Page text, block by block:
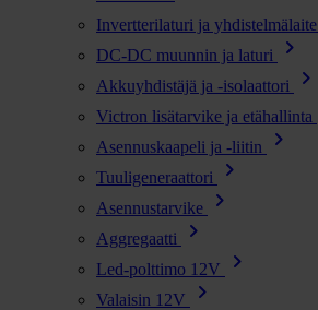
Invertterilaturi ja yhdistelmälaite
DC-DC muunnin ja laturi chevron_right
Akkuyhdistäjä ja -isolaattori chevron_right
Victron lisätarvike ja etähallinta
Asennuskaapeli ja -liitin chevron_right
Tuuligeneraattori chevron_right
Asennustarvike chevron_right
Aggregaatti chevron_right
Led-polttimo 12V chevron_right
Valaisin 12V chevron_right